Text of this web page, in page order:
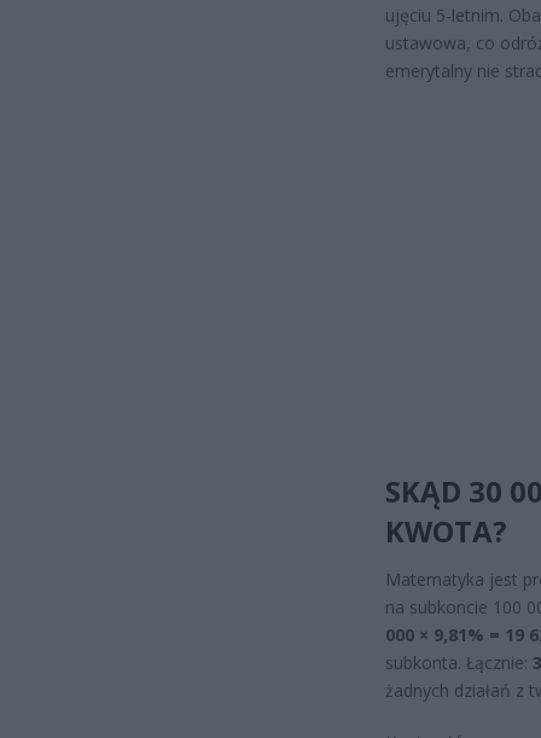
ujęciu 5-letnim.
ustawowa, co
emerytalny nie
SKĄD 30
KWOTA?
Matematyka jest
na subkoncie 100
000 × 9,81% = 19
subkonta. Łącznie:
żadnych działań z